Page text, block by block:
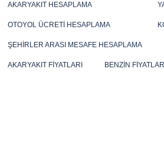
AKARYAKIT HESAPLAMA
OTOYOL ÜCRETI HESAPLAMA
ŞEHIRLER ARASI MESAFE HESAPLAMA
AKARYAKIT FIYATLARI BENZIN FIYATLARI